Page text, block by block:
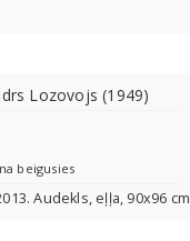
Lozovojs (1949)
beigusies
Audekls, eļļa, 90x96 cm